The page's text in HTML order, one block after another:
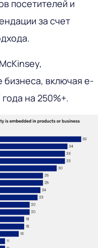
посетителей и
за счет
бизнеса, включая e-
на 250%+.